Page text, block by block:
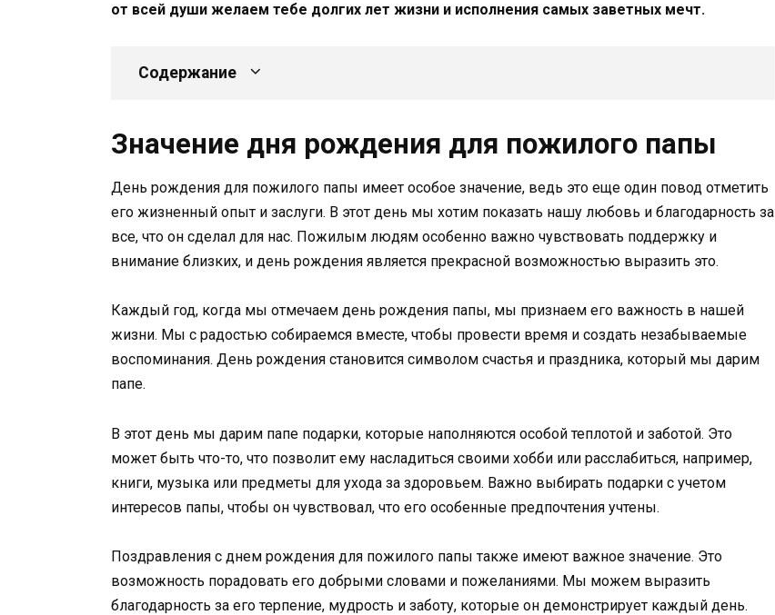
от всей души желаем тебе долгих лет жизни и исполнения самых заветных мечт.
Содержание
Значение дня рождения для пожилого папы
День рождения для пожилого папы имеет особое значение, ведь это еще один повод отметить
его жизненный опыт и заслуги. В этот день мы хотим показать нашу любовь и благодарность за
все, что он сделал для нас. Пожилым людям особенно важно чувствовать поддержку и
внимание близких, и день рождения является прекрасной возможностью выразить это.
Каждый год, когда мы отмечаем день рождения папы, мы признаем его важность в нашей
жизни. Мы с радостью собираемся вместе, чтобы провести время и создать незабываемые
воспоминания. День рождения становится символом счастья и праздника, который мы дарим
папе.
В этот день мы дарим папе подарки, которые наполняются особой теплотой и заботой. Это
может быть что-то, что позволит ему насладиться своими хобби или расслабиться, например,
книги, музыка или предметы для ухода за здоровьем. Важно выбирать подарки с учетом
интересов папы, чтобы он чувствовал, что его особенные предпочтения учтены.
Поздравления с днем рождения для пожилого папы также имеют важное значение. Это
возможность порадовать его добрыми словами и пожеланиями. Мы можем выразить
благодарность за его терпение, мудрость и заботу, которые он демонстрирует каждый день.